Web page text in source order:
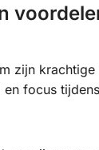
zijn
focus